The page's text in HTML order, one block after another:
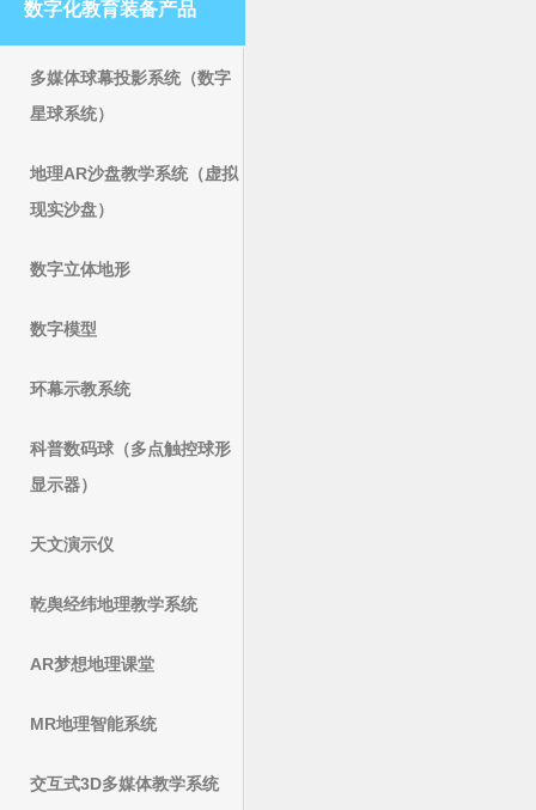
数字化教育装备产品
多媒体球幕投影系统（数字
星球系统）
地理AR沙盘教学系统（虚拟
现实沙盘）
数字立体地形
数字模型
环幕示教系统
科普数码球（多点触控球形
显示器）
天文演示仪
乾舆经纬地理教学系统
AR梦想地理课堂
MR地理智能系统
交互式3D多媒体教学系统